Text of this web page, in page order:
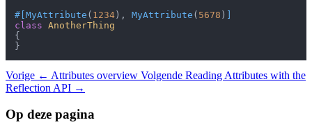
#[MyAttribute ( 1234 ), MyAttribute ( 5678 )
class AnotherThing
{
Vorige ← Attributes overview Volgende Reading Attributes with the
Reflection API →
Op deze pagina